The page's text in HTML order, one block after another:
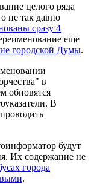
целого ряда
не так давно
сразу 4
еще
городской Думы.
в
обновятся
В
будут
Их содержание не
города
.